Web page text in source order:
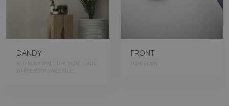
DANDY
RED BODY WALL TILE, PORCELAIN,
WHITE BODY WALL TILE
FRONT
PORCELAIN